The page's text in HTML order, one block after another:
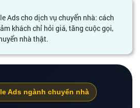
Ads cho dịch vụ chuyển nhà: cách
khách chỉ hỏi giá, tăng cuộc gọi,
nhà thật.
Ads ngành chuyển nhà